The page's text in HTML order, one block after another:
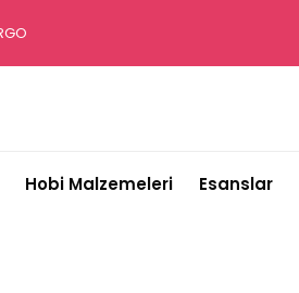
Hobi Malzemeleri Esanslar